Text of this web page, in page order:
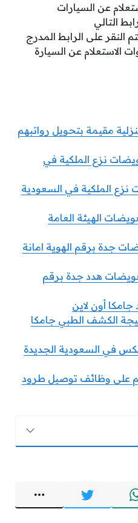
عن السيارات
التالي
النقر على الرابط المدرج
عن السيارة
4 عاملة منزلية مقيمة بتحويل رواتبهم
نزع الملكية في
الملكية في السعودية
الهيئة العامة
جدة برقم الهوية امانة
هدد جدة برقم
أون لاين
الكشف الطبي جامكا
في السعودية الجديدة
على وظائف توصيل طرود